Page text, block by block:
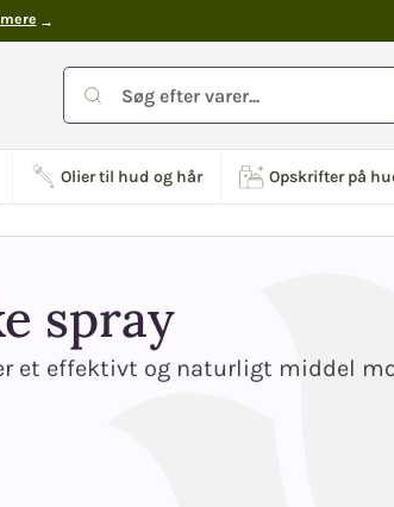
Olier til hud og hår Opskrifter på
spray
et effektivt og naturligt middel